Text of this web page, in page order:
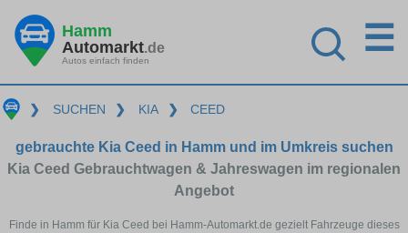
Hamm
Automarkt.de
Autos einfach finden
☰
❯ SUCHEN ❯ KIA ❯ CEED
gebrauchte Kia Ceed in Hamm und im Umkreis suchen
Kia Ceed Gebrauchtwagen & Jahreswagen im regionalen
Angebot
Finde in Hamm für Kia Ceed bei Hamm-Automarkt.de gezielt Fahrzeuge dieses